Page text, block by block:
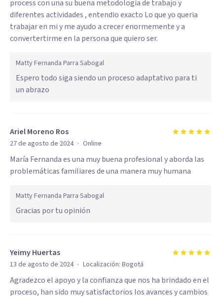
process con una su buena metodologia de trabajo y
diferentes actividades , entendio exacto Lo que yo queria
trabajar en mi y me ayudo a crecer enormemente y a
convertertirme en la persona que quiero ser.
Matty Fernanda Parra Sabogal
Espero todo siga siendo un proceso adaptativo para ti
un abrazo
Ariel Moreno Ros
27 de agosto de 2024 · Online
María Fernanda es una muy buena profesional y aborda las
problemáticas familiares de una manera muy humana
Matty Fernanda Parra Sabogal
Gracias por tu opinión
Yeimy Huertas
13 de agosto de 2024 · Localización: Bogotá
Agradezco el apoyo y la confianza que nos ha brindado en el
proceso, han sido muy satisfactorios los avances y cambios